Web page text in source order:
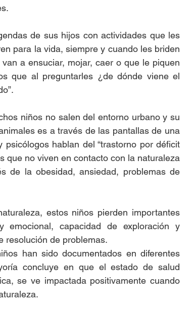
de sus hijos con actividades que les
para la vida, siempre y cuando les briden
a ensuciar, mojar, caer o que le piquen
que al preguntarles ¿de dónde viene el
niños no salen del entorno urbano y su
es a través de las pantallas de una
hablan del “trastorno por déficit
que no viven en contacto con la naturaleza
de la obesidad, ansiedad, problemas de
estos niños pierden importantes
emocional, capacidad de exploración y
resolución de problemas.
han sido documentados en diferentes
concluye en que el estado de salud
se ve impactada positivamente cuando